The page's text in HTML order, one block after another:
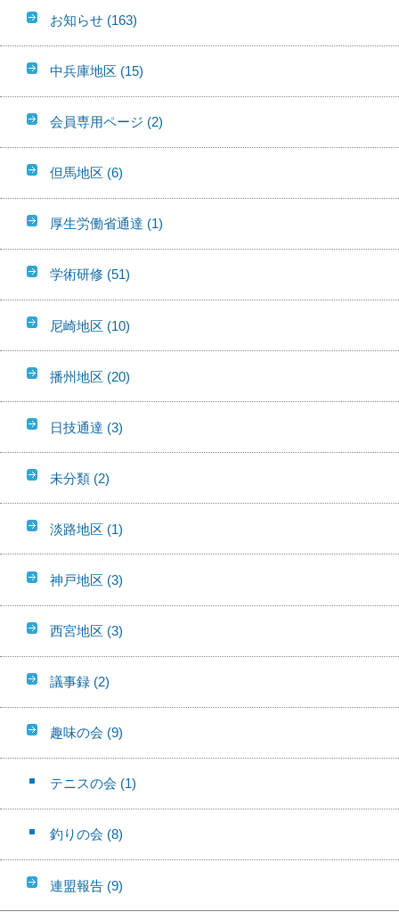
お知らせ (163)
中兵庫地区 (15)
会員専用ページ (2)
但馬地区 (6)
厚生労働省通達 (1)
学術研修 (51)
尼崎地区 (10)
播州地区 (20)
日技通達 (3)
未分類 (2)
淡路地区 (1)
神戸地区 (3)
西宮地区 (3)
議事録 (2)
趣味の会 (9)
テニスの会 (1)
釣りの会 (8)
連盟報告 (9)